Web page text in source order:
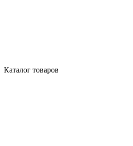
Каталог товаров